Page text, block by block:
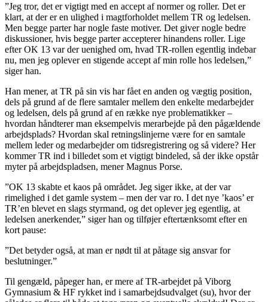
”Jeg tror, det er vigtigt med en accept af normer og roller. Det er
klart, at der er en ulighed i magtforholdet mellem TR og ledelsen.
Men begge parter har nogle faste motiver. Det giver nogle bedre
diskussioner, hvis begge parter accepterer hinandens roller. Lige
efter OK 13 var der uenighed om, hvad TR-rollen egentlig indebar
nu, men jeg oplever en stigende accept af min rolle hos ledelsen,”
siger han.
Han mener, at TR på sin vis har fået en anden og vægtig position,
dels på grund af de flere samtaler mellem den enkelte medarbejder
og ledelsen, dels på grund af en række nye problematikker –
hvordan håndterer man eksempelvis merarbejde på den pågældende
arbejdsplads? Hvordan skal retningslinjerne være for en samtale
mellem leder og medarbejder om tidsregistrering og så videre? Her
kommer TR ind i billedet som et vigtigt bindeled, så der ikke opstår
myter på arbejdspladsen, mener Magnus Porse.
”OK 13 skabte et kaos på området. Jeg siger ikke, at der var
rimelighed i det gamle system – men der var ro. I det nye ’kaos’ er
TR’en blevet en slags styrmand, og det oplever jeg egentlig, at
ledelsen anerkender,” siger han og tilføjer eftertænksomt efter en
kort pause:
”Det betyder også, at man er nødt til at påtage sig ansvar for
beslutninger.”
Til gengæld, påpeger han, er mere af TR-arbejdet på Viborg
Gymnasium & HF rykket ind i samarbejdsudvalget (su), hvor der